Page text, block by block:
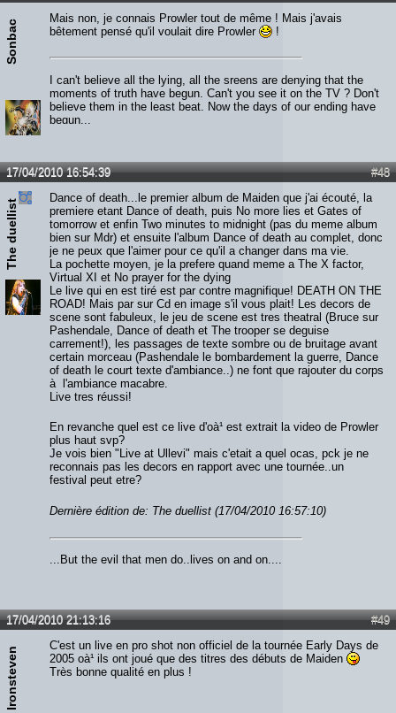
Sonbac
Mais non, je connais Prowler tout de même ! Mais j'avais
bêtement pensé qu'il voulait dire Prowler
!
I can't believe all the lying, all the sreens are denying that the
moments of truth have begun. Can't you see it on the TV ? Don't
believe them in the least beat. Now the days of our ending have
begun...
#48
17/04/2010 16:54:39
The duellist
Dance of death...le premier album de Maiden que j'ai écouté, la
premiere etant Dance of death, puis No more lies et Gates of
tomorrow et enfin Two minutes to midnight (pas du meme album
bien sur Mdr) et ensuite l'album Dance of death au complet, donc
je ne peux que l'aimer pour ce qu'il a changer dans ma vie.
La pochette moyen, je la prefere quand meme a The X factor,
Virtual XI et No prayer for the dying
Le live qui en est tiré est par contre magnifique! DEATH ON THE
ROAD! Mais par sur Cd en image s'il vous plait! Les decors de
scene sont fabuleux, le jeu de scene est tres theatral (Bruce sur
Pashendale, Dance of death et The trooper se deguise
carrement!), les passages de texte sombre ou de bruitage avant
certain morceau (Pashendale le bombardement la guerre, Dance
of death le court texte d'ambiance..) ne font que rajouter du corps
à l'ambiance macabre.
Live tres réussi!
En revanche quel est ce live d'oà¹ est extrait la video de Prowler
plus haut svp?
Je vois bien "Live at Ullevi" mais c'etait a quel ocas, pck je ne
reconnais pas les decors en rapport avec une tournée..un
festival peut etre?
Dernière édition de: The duellist (17/04/2010 16:57:10)
...But the evil that men do..lives on and on....
#49
17/04/2010 21:13:16
Ironsteven
C'est un live en pro shot non officiel de la tournée Early Days de
2005 oà¹ ils ont joué que des titres des débuts de Maiden
Très bonne qualité en plus !